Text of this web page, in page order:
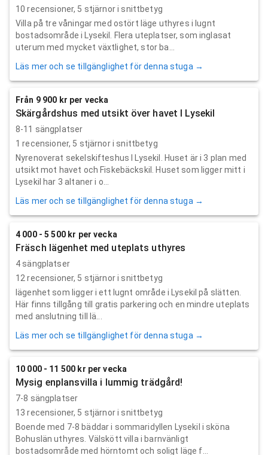
10 recensioner, 5 stjärnor i snittbetyg
Villa på tre våningar med ostört läge uthyres i lugnt
bostadsområde i Lysekil. Flera uteplatser, som inglasat
uterum med mycket växtlighet, stor ba...
Läs mer och se tillgänglighet för denna stuga →
Från 9 900 kr per vecka
Skärgårdshus med utsikt över havet I Lysekil
8-11 sängplatser
1 recensioner, 5 stjärnor i snittbetyg
Nyrenoverat sekelskifteshus I Lysekil. Huset är i 3 plan med
utsikt mot havet och Fiskebäckskil. Huset som ligger mitt i
Lysekil har 3 altaner i o...
Läs mer och se tillgänglighet för denna stuga →
4 000 - 5 500 kr per vecka
Fräsch lägenhet med uteplats uthyres
4 sängplatser
12 recensioner, 5 stjärnor i snittbetyg
lägenhet som ligger i ett lugnt område i Lysekil på slätten.
Här finns tillgång till gratis parkering och en mindre uteplats
med anslutning till lä...
Läs mer och se tillgänglighet för denna stuga →
10 000 - 11 500 kr per vecka
Mysig enplansvilla i lummig trädgård!
7-8 sängplatser
13 recensioner, 5 stjärnor i snittbetyg
Boende med 7-8 bäddar i sommaridyllen Lysekil i sköna
Bohuslän uthyres. Välskött villa i barnvänligt
bostadsområde med hörntomt och soligt läge f...